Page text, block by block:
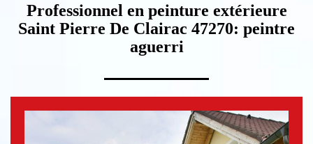
Professionnel en peinture extérieure
Saint Pierre De Clairac 47270: peintre
aguerri